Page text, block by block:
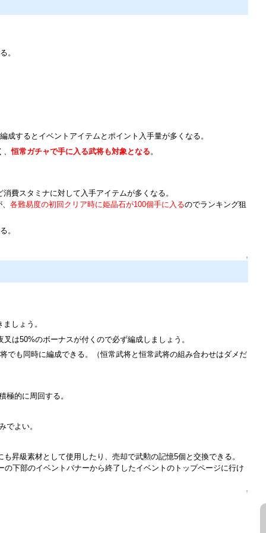
。
成するとイベントアイテムとポイント入手量が多くなる。
、恒常ガチャで手に入る武将も対象となる 。
費スタミナに対して入手アイテムが多くなる。
各難易度の初回クリア時に姫晶石が100個手に入るのでランキング狙
。
↑
しょう。
は50%のボーナスが付くので必ず編成しましょう。
でも同時に編成できる。（恒常武将と恒常武将の組み合わせはダメだ
極的に周回する。
でよい。
昇級素材として使用したり、売却で武勲の記憶5個と交換できる。
の下部のイベントバナーから終了したイベントのトップページに行け
↑